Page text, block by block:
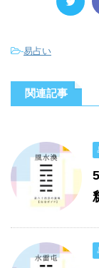
-易占い
関連記事